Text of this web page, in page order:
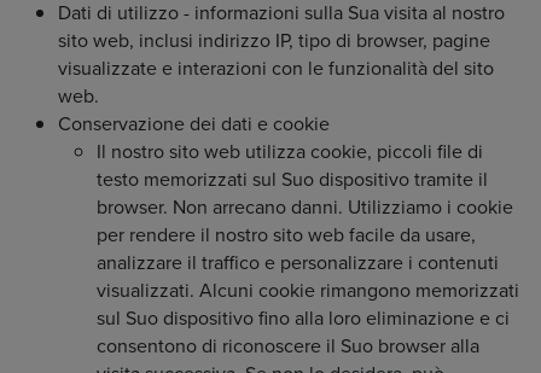
Dati di utilizzo - informazioni sulla Sua visita al nostro
sito web, inclusi indirizzo IP, tipo di browser, pagine
visualizzate e interazioni con le funzionalità del sito
web.
Conservazione dei dati e cookie
Il nostro sito web utilizza cookie, piccoli file di
testo memorizzati sul Suo dispositivo tramite il
browser. Non arrecano danni. Utilizziamo i cookie
per rendere il nostro sito web facile da usare,
analizzare il traffico e personalizzare i contenuti
visualizzati. Alcuni cookie rimangono memorizzati
sul Suo dispositivo fino alla loro eliminazione e ci
consentono di riconoscere il Suo browser alla